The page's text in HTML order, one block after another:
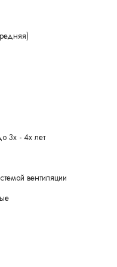
3х - 4х лет
вентиляции